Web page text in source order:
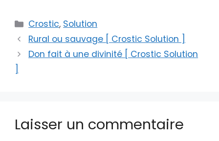
Catégories
Crostic, Solution
Rural ou sauvage [ Crostic Solution ]
Don fait à une divinité [ Crostic Solution
Laisser un commentaire